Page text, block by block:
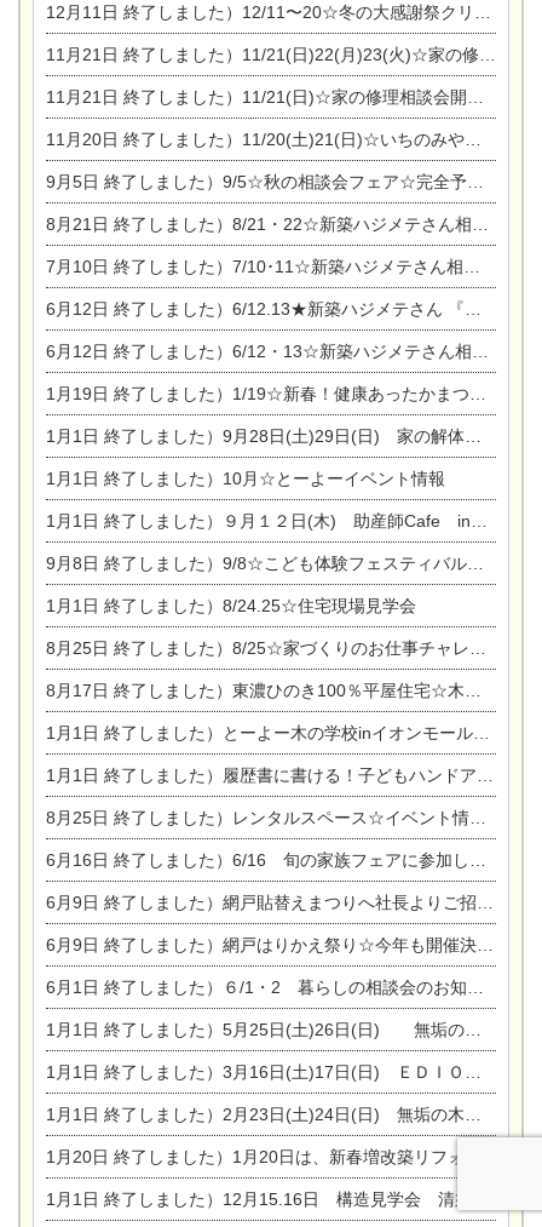
12月11日 終了しました）12/11〜20☆冬の大感謝祭クリスマス相談会開催
11月21日 終了しました）11/21(日)22(月)23(火)☆家の修理まつり＆増改築リフォーム相談会
11月21日 終了しました）11/21(日)☆家の修理相談会開催 in 扶桑オークビレッジ
11月20日 終了しました）11/20(土)21(日)☆いちのみや逸品市に出店します【ひのきのバラ販売】
9月5日 終了しました）9/5☆秋の相談会フェア☆完全予約制
8月21日 終了しました）8/21・22☆新築ハジメテさん相談会 『集まれ！農地に家を建てたい人！』
7月10日 終了しました）7/10･11☆新築ハジメテさん相談会 『集まれ！農地に家を建てたい人！』完全予約制
6月12日 終了しました）6/12.13★新築ハジメテさん 『木の家 現場体感見学会』
6月12日 終了しました）6/12・13☆新築ハジメテさん相談会『今ある土地に家を建てる際の注意点』
1月19日 終了しました）1/19☆新春！健康あったかまつり＆増改築リフォームまつり
1月1日 終了しました）9月28日(土)29日(日) 家の解体なんでも相談会
1月1日 終了しました）10月☆とーよーイベント情報
1月1日 終了しました）９月１２日(木) 助産師Cafe in東陽住建
9月8日 終了しました）9/8☆こども体験フェスティバル☆一宮市民会館
1月1日 終了しました）8/24.25☆住宅現場見学会
8月25日 終了しました）8/25☆家づくりのお仕事チャレンジ
8月17日 終了しました）東濃ひのき100％平屋住宅☆木の家完成見学会
1月1日 終了しました）とーよー木の学校inイオンモール木曽川
1月1日 終了しました）履歴書に書ける！子どもハンドアロマ講座☆
8月25日 終了しました）レンタルスペース☆イベント情報☆チャイルドアロマセラピスト
6月16日 終了しました）6/16 旬の家族フェアに参加します☆
6月9日 終了しました）網戸貼替えまつりへ社長よりご招待です♪
6月9日 終了しました）網戸はりかえ祭り☆今年も開催決定！
6月1日 終了しました）６/1・2 暮らしの相談会のお知らせ
1月1日 終了しました）5月25日(土)26日(日) 無垢の木の家体感見学会開催☆
1月1日 終了しました）3月16日(土)17日(日) ＥＤＩＯＮ東陽住建でんき館 総決算まつり
1月1日 終了しました）2月23日(土)24日(日) 無垢の木の家 完成見学会
1月20日 終了しました）1月20日は、新春増改築リフォームまつり＆家の修理祭り＆家電まつりです。
1月1日 終了しました）12月15.16日 構造見学会 清須市西枇杷島町弁天